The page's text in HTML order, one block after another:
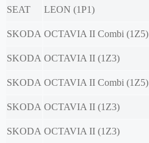
SEAT
LEON (1P1)
SKODA OCTAVIA II Combi (1Z5)
SKODA OCTAVIA II (1Z3)
SKODA OCTAVIA II Combi (1Z5)
SKODA OCTAVIA II (1Z3)
SKODA OCTAVIA II (1Z3)